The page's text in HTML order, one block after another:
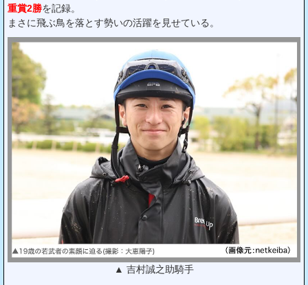
重賞2勝を記録。
まさに飛ぶ鳥を落とす勢いの活躍を見せている。
▲ 吉村誠之助騎手